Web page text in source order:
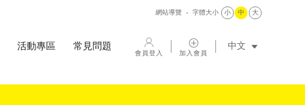
網站導覽 字體大小 小 中 大
活動專區 常見問題 會員登入 加入會員